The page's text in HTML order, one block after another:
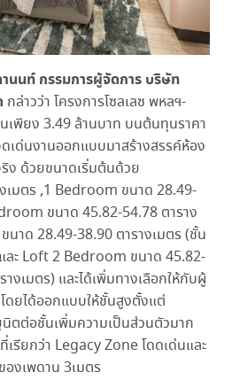
นนท์ กรรมการผู้จัดการ บริษัท
กล่าวว่า โครงการโซลเลซ พหลฯ-
เพียง 3.49 ล้านบาท บนต้นทุนราคา
เด่นงานออกแบบมาสร้างสรรค์ห้อง
ง ด้วยขนาดเริ่มต้นด้วย
เมตร ,1 Bedroom ขนาด 28.49-
ขนาด 45.82-54.78 ตาราง
าด 28.49-38.90 ตารางเมตร (ชั้น
ละ Loft 2 Bedroom ขนาด 45.82-
งเมตร) และได้เพิ่มทางเลือกให้กับผู้
ดยได้ออกแบบให้ชั้นสูงตั้งแต่
ตต่อชั้นเพิ่มความเป็นส่วนตัวมาก
รียกว่า Legacy Zone โดดเด่นและ
งเพดาน 3เมตร